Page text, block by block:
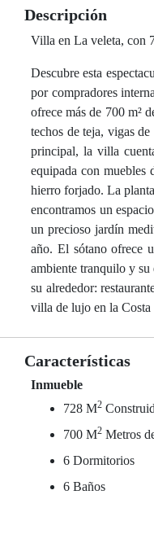
Descripción
Villa en La veleta, con
Descubre esta
por compradores
ofrece más de 700 m²
techos de teja, vigas
principal, la villa
equipada con muebles
hierro forjado. La
encontramos un
un precioso jardín
año. El sótano ofrece
ambiente tranquilo y su
su alrededor:
villa de lujo en la Costa
Características
Inmueble
728 M2
700 M2 Metros
6 Dormitorios
6 Baños